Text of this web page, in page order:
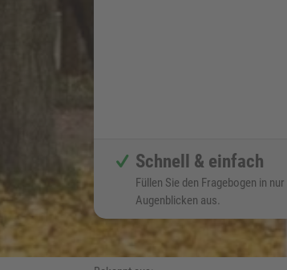
Schnell & einfach
Füllen Sie den Fragebogen in
Augenblicken aus.